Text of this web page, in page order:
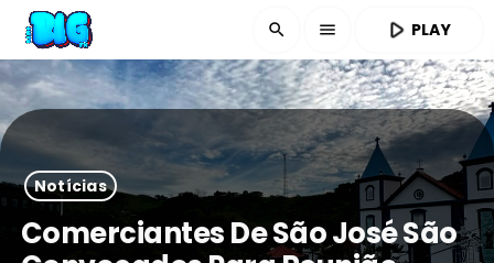
search menu play_arrow PLAY
Notícias
Comerciantes De São José São